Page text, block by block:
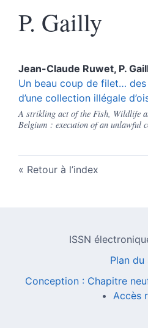
P. Gailly
Jean-Claude Ruwet, P.
Un beau coup de filet…
d’une collection illégale
A strikling act of the Fish, Wildlife
Belgium : execution of an unlawful
Retour à l’index
ISSN
Plan du
Conception : Chapitre
Accès